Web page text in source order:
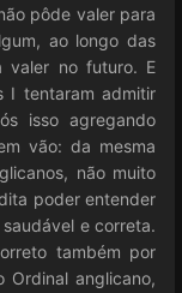
pôde valer para
ao longo das
valer no futuro. E
I tentaram admitir
isso agregando
vão: da mesma
não muito
poder entender
e correta.
também por
Ordinal anglicano,